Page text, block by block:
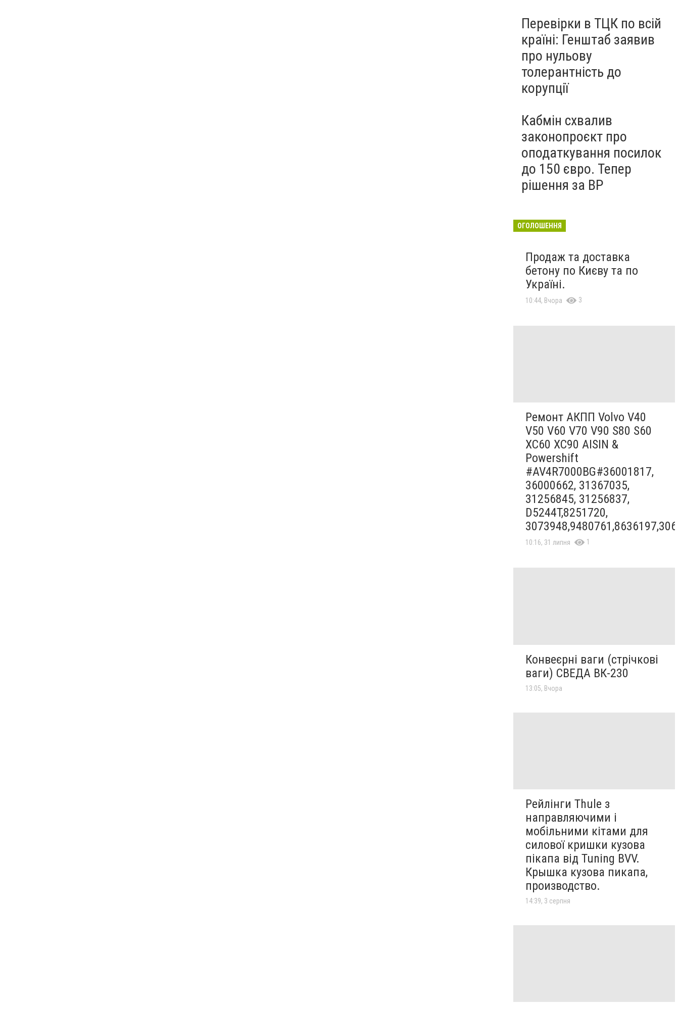
Перевірки в ТЦК по всій
країні: Генштаб заявив
про нульову
толерантність до
корупції
Кабмін схвалив
законопроєкт про
оподаткування посилок
до 150 євро. Тепер
рішення за ВР
ОГОЛОШЕННЯ
Продаж та доставка
бетону по Києву та по
Україні.
10:44, Вчора 3
Ремонт АКПП Volvo V40
V50 V60 V70 V90 S80 S60
XC60 XC90 AISIN &
Powershift
#AV4R7000BG#36001817,
36000662, 31367035,
31256845, 31256837,
D5244T,8251720,
10:16, 31 липня 1
Конвеєрні ваги (стрічкові
ваги) СВЕДА ВК-230
13:05, Вчора
Рейлінги Thule з
направляючими і
мобільними кітами для
силової кришки кузова
пікапа від Tuning BVV.
Крышка кузова пикапа,
производство.
14:39, 3 серпня